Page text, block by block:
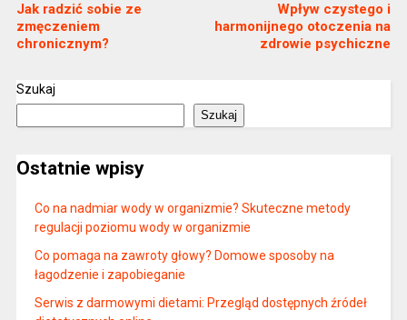
Jak radzić sobie ze
zmęczeniem
chronicznym?
Wpływ czystego i
harmonijnego otoczenia na
zdrowie psychiczne
Szukaj
Szukaj
Ostatnie wpisy
Co na nadmiar wody w organizmie? Skuteczne metody
regulacji poziomu wody w organizmie
Co pomaga na zawroty głowy? Domowe sposoby na
łagodzenie i zapobieganie
Serwis z darmowymi dietami: Przegląd dostępnych źródeł